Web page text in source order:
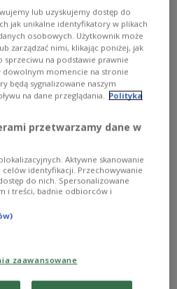
lub uzyskujemy dostęp do
jak unikalne identyfikatory w plikach
osobowych. Użytkownik może
zarządzać nimi, klikając poniżej, jak
sprzeciwu na podstawie prawnie
dowolnym momencie na stronie
będą sygnalizowane naszym
na dane przeglądania.
Polityka
przetwarzamy dane w
Aktywne skanowanie
identyfikacji. Przechowywanie
do nich. Spersonalizowane
i treści, badnie odbiorców i
zaawansowane